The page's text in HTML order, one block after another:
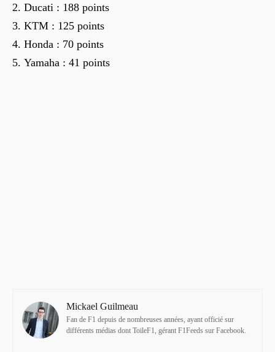
Ducati : 188 points
KTM : 125 points
Honda : 70 points
Yamaha : 41 points
Mickael Guilmeau
Fan de F1 depuis de nombreuses années, ayant officié sur
différents médias dont ToileF1, gérant F1Feeds sur Facebook.